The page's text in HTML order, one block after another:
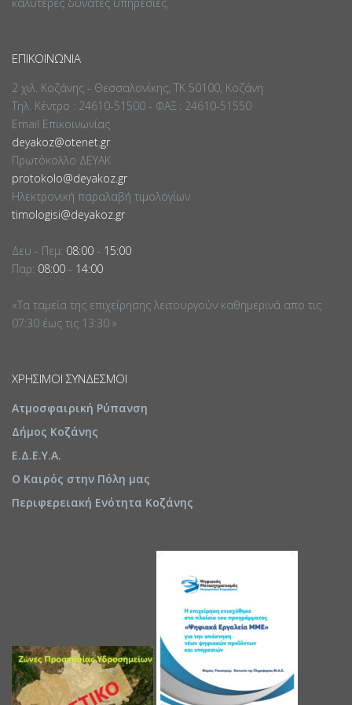
ΕΠΙΚΟΙΝΩΝΊΑ
2 χιλ. Κοζάνης - Θεσσαλονίκης, ΤΚ 50100, Κοζάνη
Τηλ. Κέντρο : 24610-51500 - ΦΑΞ : 24610-51550
Email Επικοινωνίας
deyakoz@otenet.gr
Πρωτόκολλο ΔΕΥΑΚ
protokolo@deyakoz.gr
Ηλεκτρονική παραλαβή τιμολογίων
timologisi@deyakoz.gr
Δευ - Πεμ: 08:00 - 15:00
Παρ: 08:00 - 14:00
«Τα ταμεία της επιχείρησης λειτουργούν καθημερινά απο τις
07:30 έως τις 13:30 »
ΧΡΉΣΙΜΟΙ ΣΎΝΔΕΣΜΟΙ
Ατμοσφαιρική Ρύπανση
Δήμος Κοζάνης
Ε.Δ.Ε.Υ.Α.
Ο Καιρός στην Πόλη μας
Περιφερειακή Ενότητα Κοζάνης